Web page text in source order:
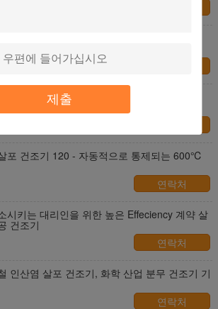
제출
필 추출물 실험실 분무 건조기 기계 폭발 방지
포 건조기 120 - 자동적으로 통제되는 600℃
연락처
시키는 대리인을 위한 높은 Effeciency 계약 살
건조기
연락처
인산염 살포 건조기, 화학 산업 분무 건조기 기
연락처